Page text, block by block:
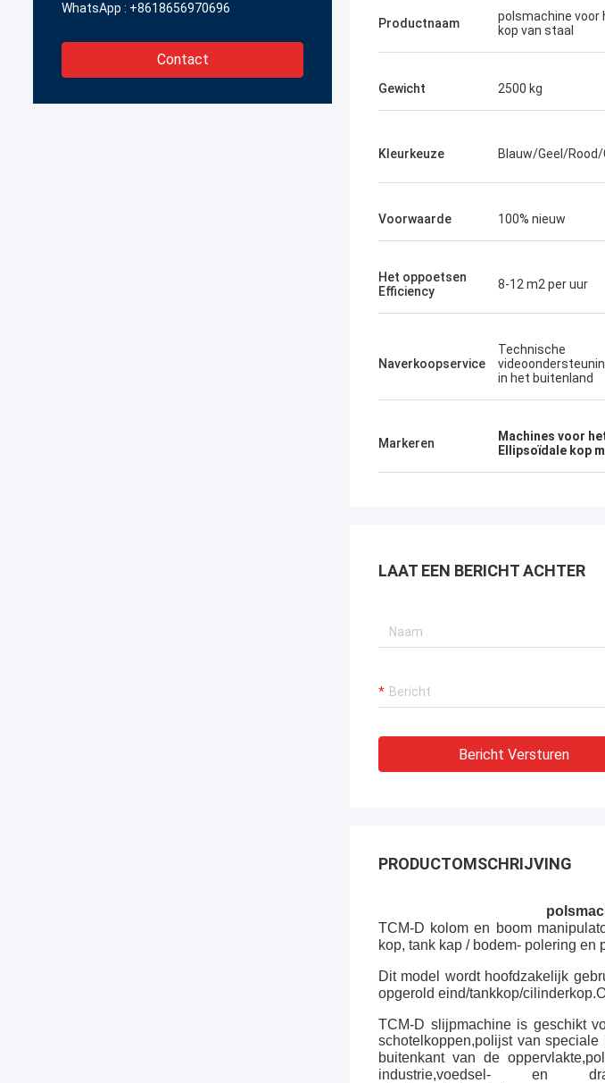
WhatsApp : +8618656970696
Contact
Productnaam
polsmachine voor
kop van staal
Gewicht 2500 kg
Kleurkeuze Blauw/Geel/Rood/
Voorwaarde 100% nieuw
Het oppoetsen
Efficiency
8-12 m2 per uur
Naverkoopservice
Technische
in het buitenland
Markeren Machines voor
Ellipsoïdale kop
LAAT EEN BERICHT ACHTER
Bericht Versturen
PRODUCTOMSCHRIJVING
TCM-D kolom en boom
kop, tank kap / bodem- polering en
Dit model wordt hoofdzakelijk
opgerold eind/tankkop/cilinderkop.
TCM-D slijpmachine is geschikt
schotelkoppen,polijst van
buitenkant van de
industrie,voedsel- en